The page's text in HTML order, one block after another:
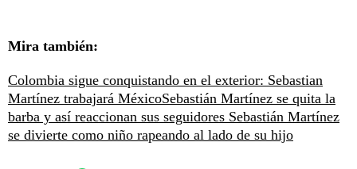
Mira también:
Colombia sigue conquistando en el exterior: Sebastian
Martínez trabajará MéxicoSebastián Martínez se quita la
barba y así reaccionan sus seguidores Sebastián Martínez
se divierte como niño rapeando al lado de su hijo